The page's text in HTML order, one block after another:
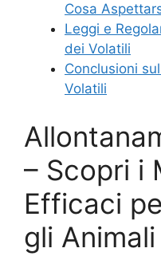
Cosa
Leggi e
dei Volatili
Conclusioni
Volatili
– Scopri i
Efficaci
gli